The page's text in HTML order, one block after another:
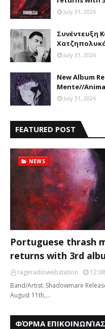
July 31, 2026
Συνέντευξη
July 31, 2026
New Album
Mente//
July 31, 2026
FEATURED POST
NEWS
Portuguese thrash
returns with 3rd
rageradiowebstation
Band/Artist: Shadowmare
August 11th,…
ΦΌΡΜΑ ΕΠΙΚΟΙΝΩΝΊΑΣ